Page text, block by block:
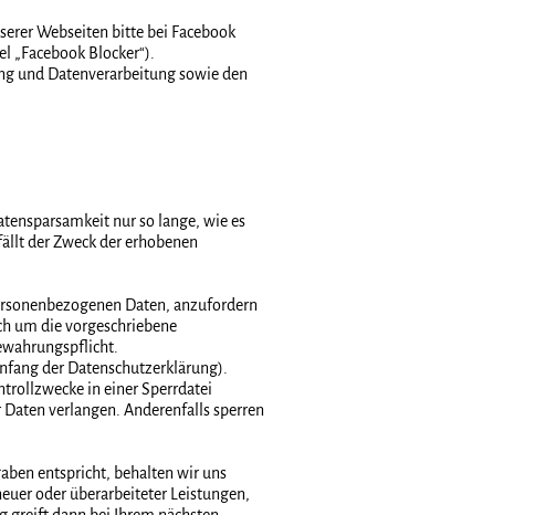
Webseiten bitte bei Facebook
Blocker“).
und Datenverarbeitung sowie den
nur so lange, wie es
der Zweck der erhobenen
Daten, anzufordern
um die vorgeschriebene
der Datenschutzerklärung).
in einer Sperrdatei
verlangen. Anderenfalls sperren
entspricht, behalten wir uns
oder überarbeiteter Leistungen,